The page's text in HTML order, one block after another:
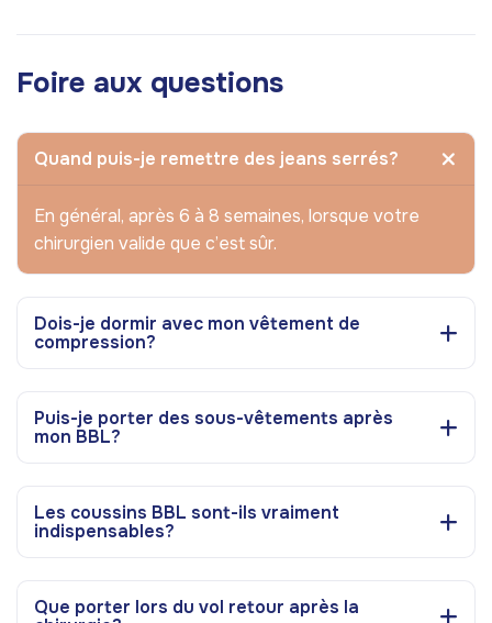
Foire aux questions
Quand puis-je remettre des jeans serrés?
En général, après 6 à 8 semaines, lorsque votre
chirurgien valide que c’est sûr.
Dois-je dormir avec mon vêtement de
compression?
Puis-je porter des sous-vêtements après
mon BBL?
Les coussins BBL sont-ils vraiment
indispensables?
Que porter lors du vol retour après la